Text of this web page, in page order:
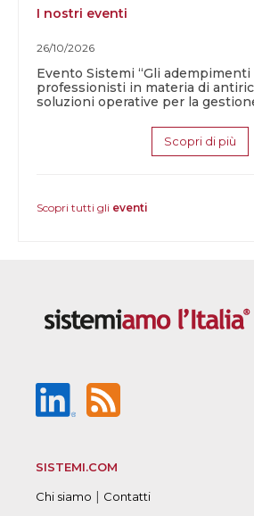
I nostri eventi
26/10/2026
Evento Sistemi “Gli adempimenti
professionisti in materia di
soluzioni operative per la
Scopri di più
Scopri tutti gli eventi
SISTEMI.COM
Chi siamo | Contatti